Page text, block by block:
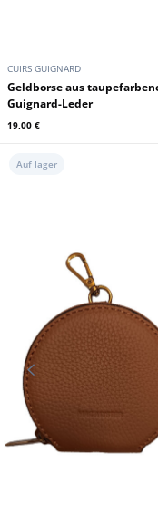
CUIRS GUIGNARD
Geldborse aus taupefarbenem
Guignard-Leder
19,00 €
Auf lager